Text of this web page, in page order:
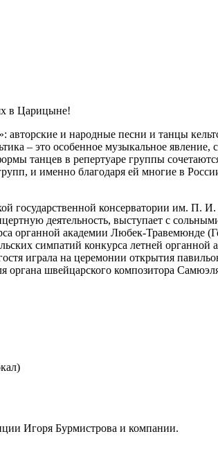
в Царицыне!
и народные песни и танцы
– это особенное музыкальное
танцев в репертуаре группы
и именно благодаря ей многие в
государственной консерватории им.
деятельность, выступает с
органной академии Любек-Травемюнде
симпатий конкурса летней
играла на церемонии открытия
органа швейцарского композитора
Игоря Бурмистрова и компании.